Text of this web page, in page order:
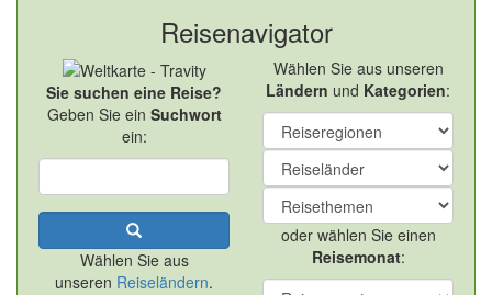
Reisenavigator
Sie suchen eine Reise?
Geben Sie ein Suchwort
ein:
Wählen Sie aus
unseren Reiseländern.
Wählen Sie aus unseren
Ländern und Kategorien:
oder wählen Sie einen
Reisemonat: